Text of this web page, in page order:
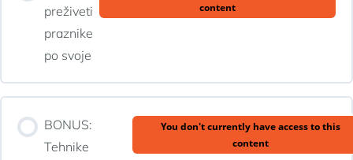
preživeti
praznike
po svoje
content
BONUS:
Tehnike
You don't currently have access to this
content